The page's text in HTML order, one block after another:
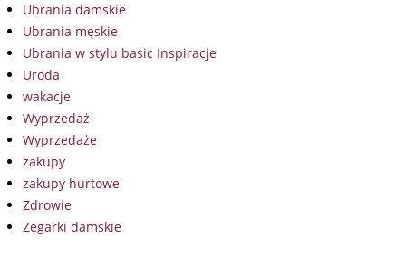
Ubrania damskie
Ubrania męskie
Ubrania w stylu basic Inspiracje
Uroda
wakacje
Wyprzedaż
Wyprzedaże
zakupy
zakupy hurtowe
Zdrowie
Zegarki damskie